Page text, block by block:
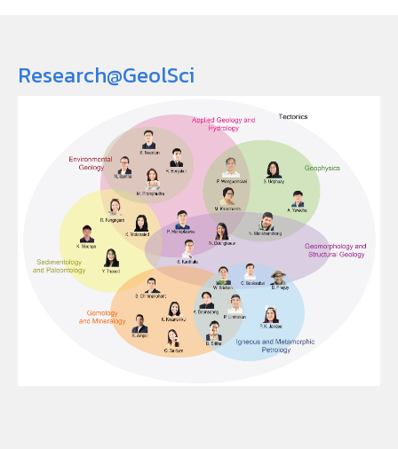
Research@GeolSci